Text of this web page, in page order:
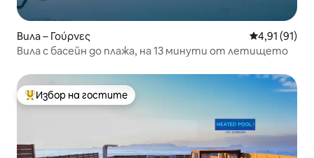
Вила – Γούρνες Средна
4,91 (91)
Вила с басейн до плажа, на 13 минути от летището
Най-популярен избор на гостите
Избор на гостите